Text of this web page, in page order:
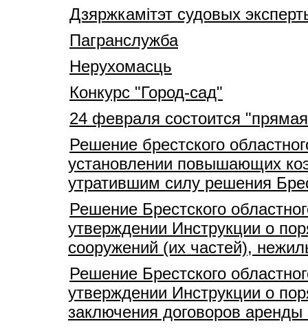
Дзяржкамітэт судовых
Пагранслужба
Нерухомасць
Конкурс "Город-сад"
24 февраля состоится
Решение брестского
установлении повышающих
утратившим силу решения
Решение Брестского
утверждении Инструкции о
сооружений (их частей),
Решение Брестского
утверждении Инструкции о
заключения договоров